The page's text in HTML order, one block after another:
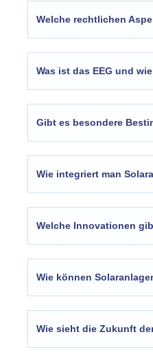
Welche rechtlichen
Was ist das EEG und
Gibt es besondere
Wie integriert man
Welche Innovationen
Wie können
Wie sieht die Zukunft